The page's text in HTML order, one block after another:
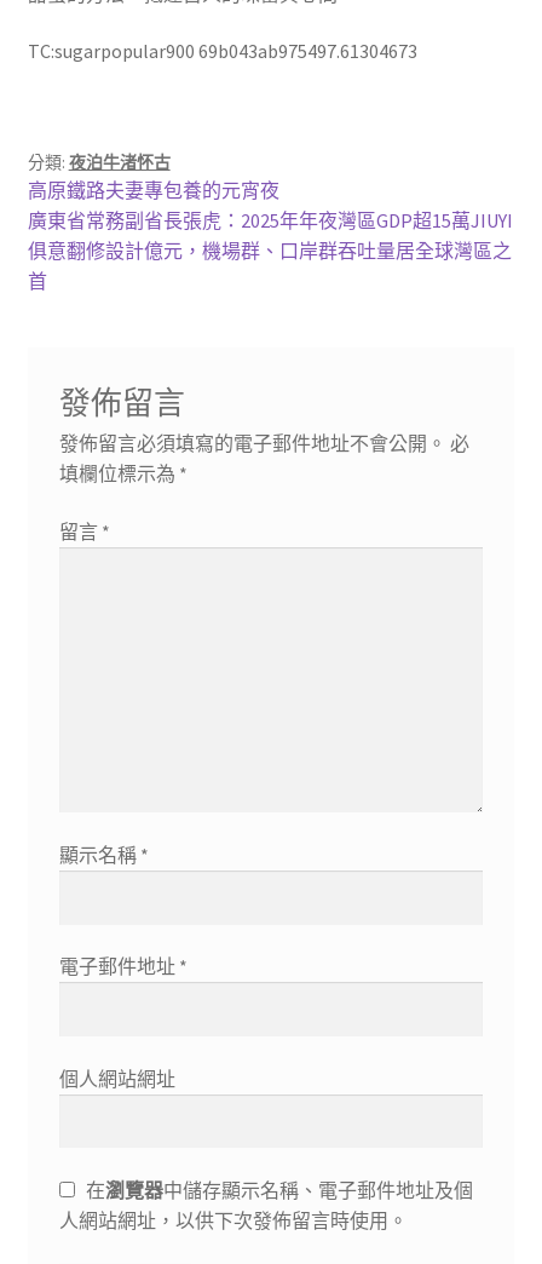
TC:sugarpopular900 69b043ab975497.61304673
分類: 夜泊牛渚怀古
文
章
導
上
一
篇
文
高原鐵路夫妻專包養的元宵夜
下
一
篇
廣東省常務副省長張虎：2025年年夜灣區GDP超15萬JIUYI
俱意翻修設計億元，機場群、口岸群吞吐量居全球灣區之
首
發佈留言
發佈留言必須填寫的電子郵件地址不會公開。 必
填欄位標示為 *
留言 *
顯示名稱 *
電子郵件地址 *
個人網站網址
在瀏覽器中儲存顯示名稱、電子郵件地址及個
人網站網址，以供下次發佈留言時使用。